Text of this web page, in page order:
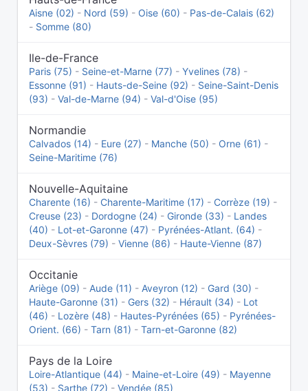
Aisne (02) - Nord (59) - Oise (60) - Pas-de-Calais (62)
- Somme (80)
Ile-de-France
Paris (75) - Seine-et-Marne (77) - Yvelines (78) -
Essonne (91) - Hauts-de-Seine (92) - Seine-Saint-Denis
(93) - Val-de-Marne (94) - Val-d'Oise (95)
Normandie
Calvados (14) - Eure (27) - Manche (50) - Orne (61) -
Seine-Maritime (76)
Nouvelle-Aquitaine
Charente (16) - Charente-Maritime (17) - Corrèze (19) -
Creuse (23) - Dordogne (24) - Gironde (33) - Landes
(40) - Lot-et-Garonne (47) - Pyrénées-Atlant. (64) -
Deux-Sèvres (79) - Vienne (86) - Haute-Vienne (87)
Occitanie
Ariège (09) - Aude (11) - Aveyron (12) - Gard (30) -
Haute-Garonne (31) - Gers (32) - Hérault (34) - Lot
(46) - Lozère (48) - Hautes-Pyrénées (65) - Pyrénées-
Orient. (66) - Tarn (81) - Tarn-et-Garonne (82)
Pays de la Loire
Loire-Atlantique (44) - Maine-et-Loire (49) - Mayenne
(53) - Sarthe (72) - Vendée (85)